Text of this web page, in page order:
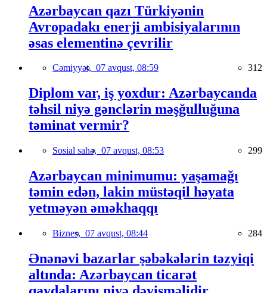
Azərbaycan qazı Türkiyənin
Avropadakı enerji ambisiyalarının
əsas elementinə çevrilir
Cəmiyyət, 07 avqust, 08:59 312
Diplom var, iş yoxdur: Azərbaycanda
təhsil niyə gənclərin məşğulluğuna
təminat vermir?
Sosial sahə, 07 avqust, 08:53 299
Azərbaycan minimumu: yaşamağı
təmin edən, lakin müstəqil həyata
yetməyən əməkhaqqı
Biznes, 07 avqust, 08:44 284
Ənənəvi bazarlar şəbəkələrin təzyiqi
altında: Azərbaycan ticarət